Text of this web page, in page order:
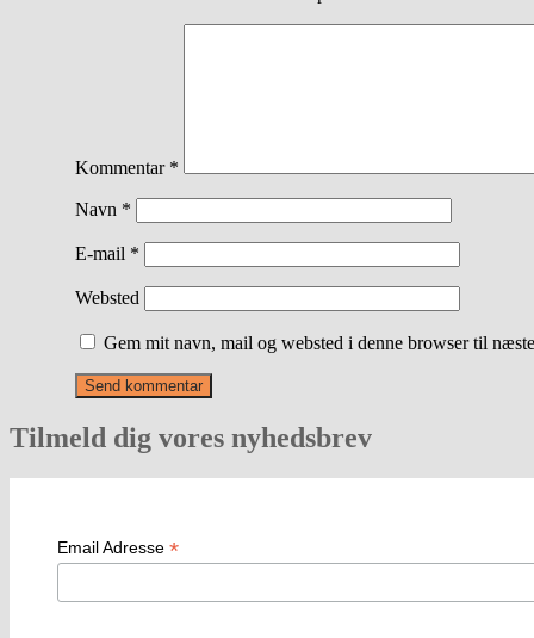
Kommentar *
Navn *
E-mail *
Websted
Gem mit navn, mail og websted i denne browser til
Tilmeld dig vores nyhedsbrev
Email Adresse *